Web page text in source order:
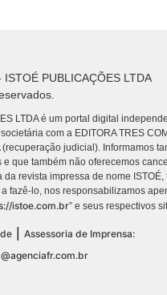
PUBLICAÇÕES LTDA
LTDA é um portal digital
com a EDITORA TRES
(recuperação judicial). Informamos
que também não oferecemos
da revista impressa de nome ISTOÉ,
fazê-lo, nos responsabilizamos
istoe.com.br” e seus respectivos
Assessoria de Imprensa: